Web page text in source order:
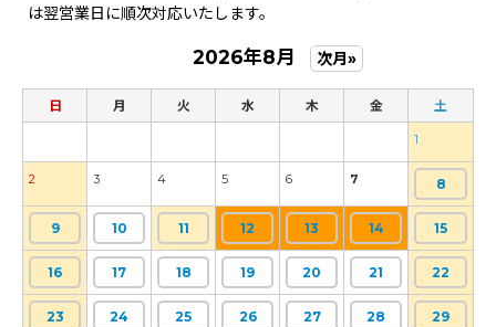
は翌営業日に順次対応いたします。
2026年8月 次月»
日 月 火 水 木 金 土
1
2 3 4 5 6 7 8
9 10 11 12 13 14 15
16 17 18 19 20 21 22
23 24 25 26 27 28 29